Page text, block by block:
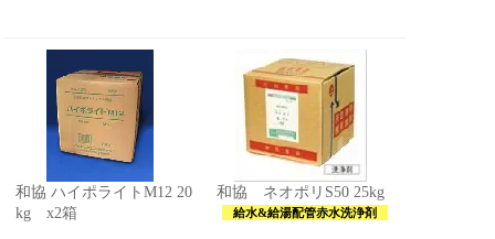
和協 ハイポライトM12 20
kg x2箱
和協 ネオポリS50 25kg
給水&給湯配管赤水洗浄剤